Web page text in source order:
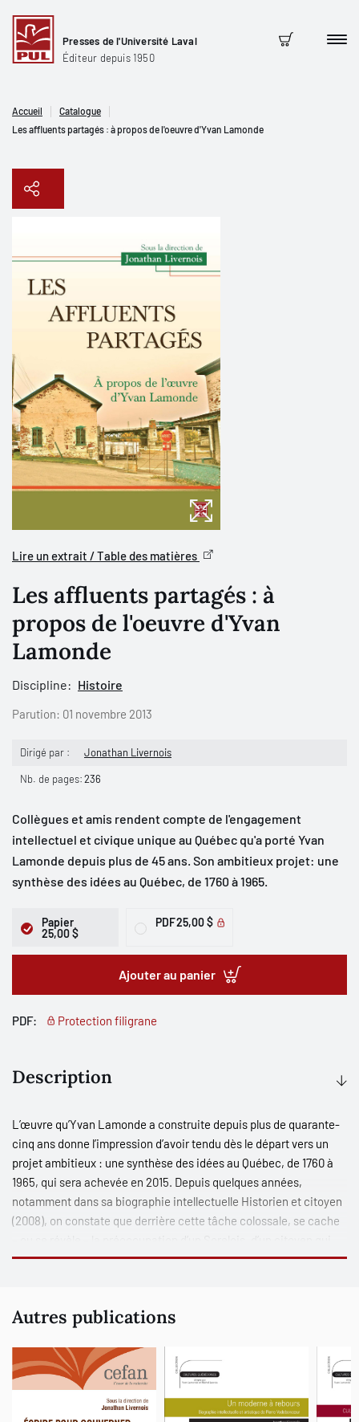
Presses de l'Université Laval
Éditeur depuis 1950
Panier
Accueil
Catalogue
Les affluents partagés : à propos de l'oeuvre d'Yvan Lamonde
Lire un extrait / Table des matières
Les affluents partagés : à
propos de l'oeuvre d'Yvan
Lamonde
Discipline: Histoire
Parution: 01 novembre 2013
Dirigé par : Jonathan Livernois
Nb. de pages:236
Collègues et amis rendent compte de l'engagement
intellectuel et civique unique au Québec qu'a porté Yvan
Lamonde depuis plus de 45 ans. Son ambitieux projet: une
synthèse des idées au Québec, de 1760 à 1965.
Papier
25,00 $
PDF25,00 $
Ajouter au panier
PDF: Protection filigrane
Description
L’œuvre qu’Yvan Lamonde a construite depuis plus de quarante-
cinq ans donne l’impression d’avoir tendu dès le départ vers un
projet ambitieux : une synthèse des idées au Québec, de 1760 à
1965, qui sera achevée en 2015. Depuis quelques années,
notamment dans sa biographie intellectuelle Historien et citoyen
(2008), on constate que derrière cette tâche colossale, se cache
cherche à relever et à nommer des « cheminements civiques
civique unique au Québec.
Ont collaboré à cet ouvrage
Bernard Andrès, Marc Angenot, Michel Biron, Gérard Bouchard,
Cécile Facal, François-Marc Gagnon, Claude Galarneau, Gilles
Gallichan, Mariève Isabel, Yvan Lamonde, Marie-Thérèse
Autres publications